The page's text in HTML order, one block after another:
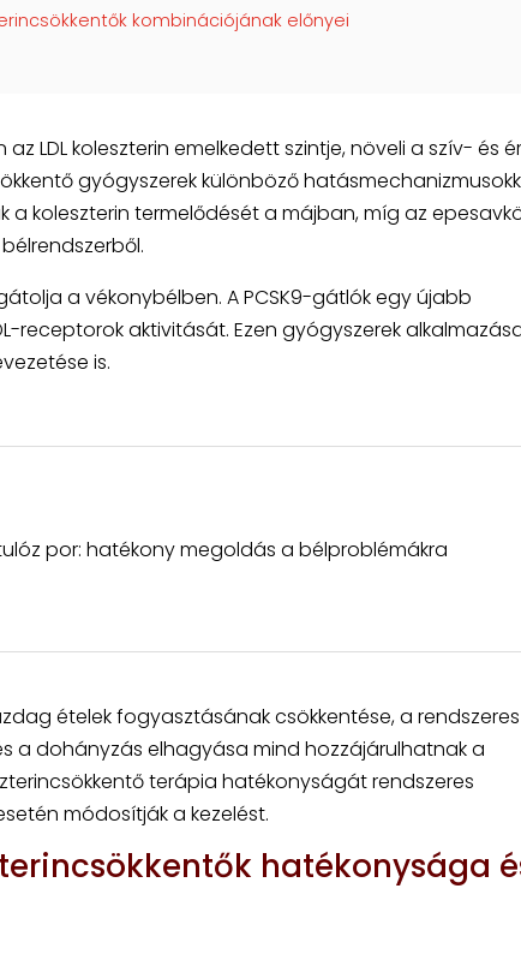
kombinációjának előnyei
LDL koleszterin emelkedett szintje, növeli a szív- és
gyógyszerek különböző
a koleszterin termelődését a májban, míg az
a vékonybélben. A PCSK9-gátlók egy újabb
receptorok aktivitását. Ezen gyógyszerek
is.
por: hatékony megoldás a bélproblémákra
ételek fogyasztásának csökkentése, a rendszeres
a dohányzás elhagyása mind hozzájárulhatnak a
terápia hatékonyságát rendszeres
módosítják a kezelést.
hatékonysága